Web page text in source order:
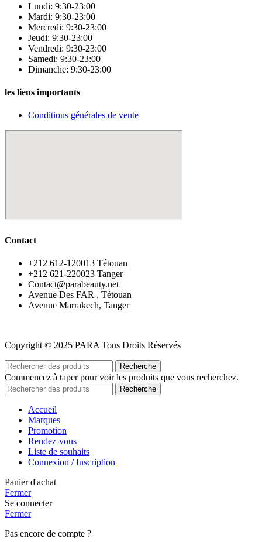
Lundi: 9:30-23:00
Mardi: 9:30-23:00
Mercredi: 9:30-23:00
Jeudi: 9:30-23:00
Vendredi: 9:30-23:00
Samedi: 9:30-23:00
Dimanche: 9:30-23:00
les liens importants
Conditions générales de vente
Contact
‪+212 612-120013 Tétouan
‪+212 621-220023 Tanger
Contact@parabeauty.net
Avenue Des FAR , Tétouan
Avenue Marrakech, Tanger
Copyright © 2025 PARA Tous Droits Réservés
Recherche
Commencez à taper pour voir les produits que vous recherchez.
Recherche
Accueil
Marques
Promotion
Rendez-vous
Liste de souhaits
Connexion / Inscription
Panier d'achat
Fermer
Se connecter
Fermer
Pas encore de compte ?